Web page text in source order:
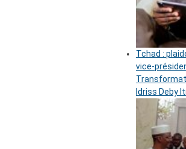
Tchad :
vice-
Idriss Deby